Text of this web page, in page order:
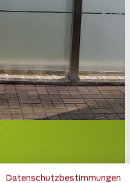
Teilen
Datenschutzbestimmungen